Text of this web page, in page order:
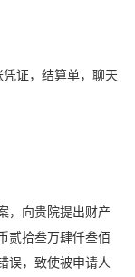
证，结算单，聊天
，向贵院提出财产
贰拾叁万肆仟叁佰
误，致使被申请人